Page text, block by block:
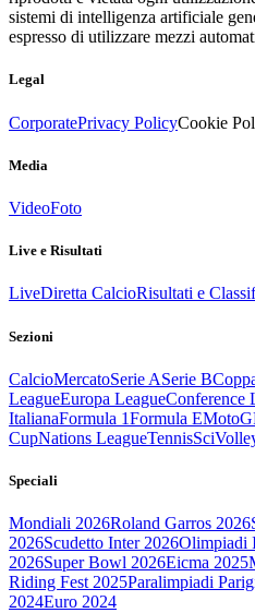
sistemi di intelligenza artificiale
espresso di utilizzare mezzi
Legal
CorporatePrivacy PolicyCookie
Media
VideoFoto
Live e Risultati
LiveDiretta CalcioRisultati e
Sezioni
CalcioMercatoSerie ASerie B
LeagueEuropa LeagueConference
ItalianaFormula 1Formula E
CupNations LeagueTennisSci
Speciali
Mondiali 2026Roland Garros 2026
2026Scudetto Inter 2026Olimpiadi
2026Super Bowl 2026Eicma 2025
Riding Fest 2025Paralimpiadi
2024Euro 2024